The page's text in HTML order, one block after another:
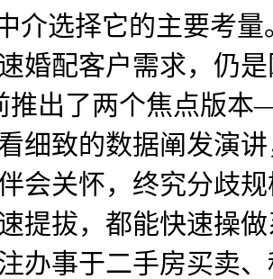
介选择它的主要考
婚配客户需求，仍
推出了两个焦点版
细致的数据阐发演
会关怀，终究分歧
提拔，都能快速操
办事于二手房买卖